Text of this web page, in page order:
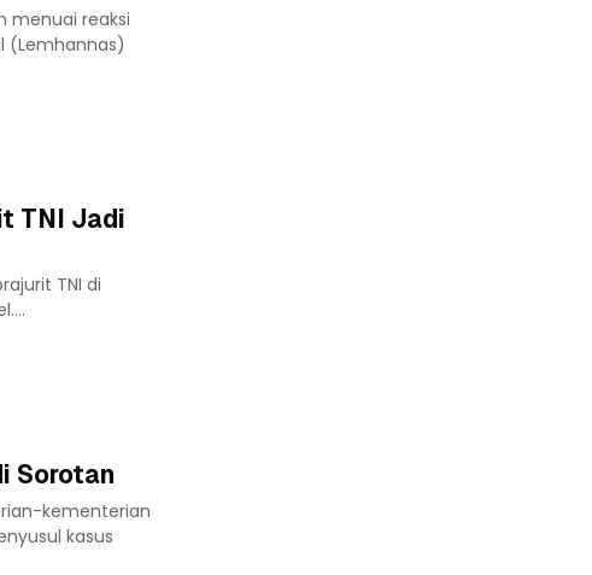
menuai reaksi
(Lemhannas)
TNI Jadi
TNI di
Sorotan
kementerian
kasus